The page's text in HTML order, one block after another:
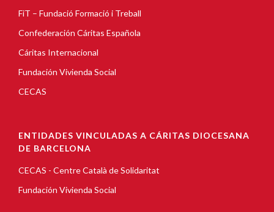
FiT – Fundació Formació i Treball
Confederación Cáritas Española
Cáritas Internacional
Fundación Vivienda Social
CECAS
ENTIDADES VINCULADAS A CÁRITAS DIOCESANA
DE BARCELONA
CECAS - Centre Català de Solidaritat
Fundación Vivienda Social